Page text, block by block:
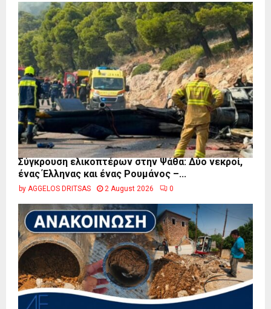
Σύγκρουση ελικοπτέρων στην Ψάθα: Δύο νεκροί,
ένας Έλληνας και ένας Ρουμάνος –...
by AGGELOS DRITSAS 2 August 2026 0